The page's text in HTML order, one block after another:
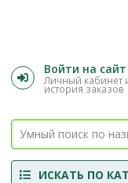
Войти на сайт
Личный кабинет
история заказов
ИСКАТЬ ПО